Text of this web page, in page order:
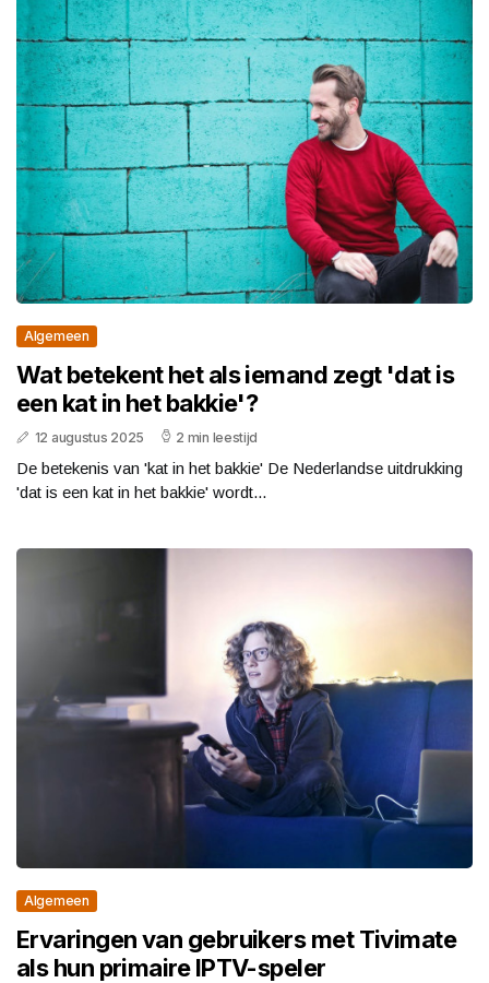
Algemeen
Wat betekent het als iemand zegt 'dat is
een kat in het bakkie'?
12 augustus 2025 2 min leestijd
De betekenis van 'kat in het bakkie' De Nederlandse uitdrukking
'dat is een kat in het bakkie' wordt...
Algemeen
Ervaringen van gebruikers met Tivimate
als hun primaire IPTV-speler